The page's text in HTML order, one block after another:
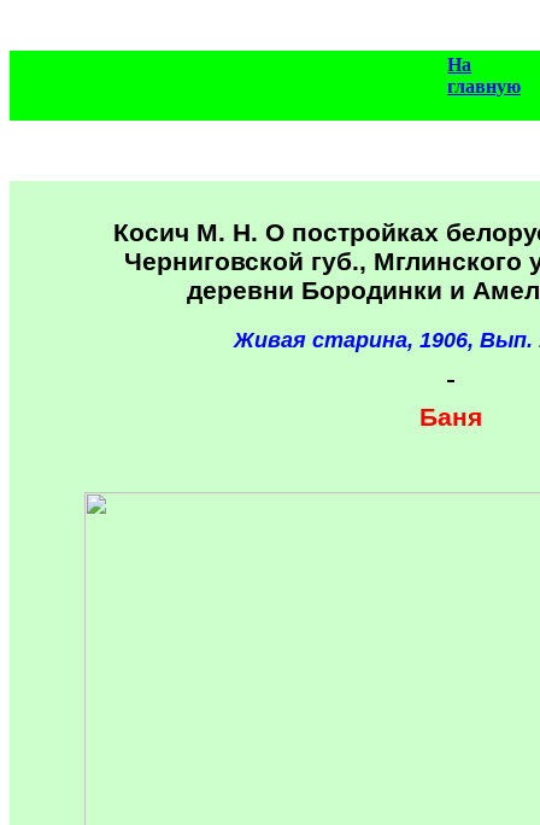
На
главную
Косич М. Н. О постройках
Черниговской губ., Мглинского
деревни Бородинки и
Живая старина, 1906, Вып.
Баня